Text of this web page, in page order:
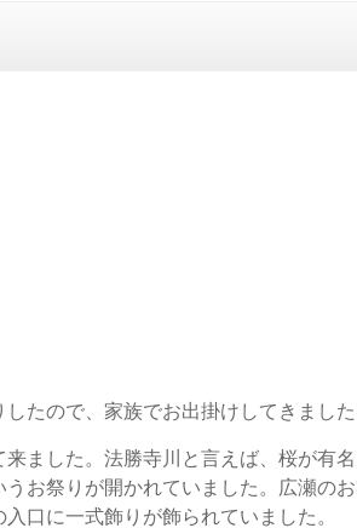
たので、家族でお出掛けしてきまし
ました。法勝寺川と言えば、桜が有
お祭りが開かれていました。広瀬の
口に一式飾りが飾られていました。